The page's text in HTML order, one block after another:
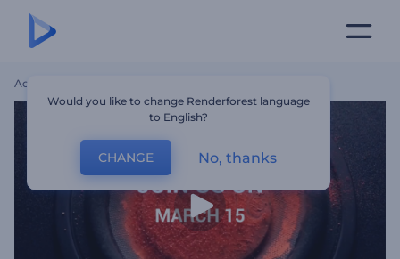
Accueil
Would you like to change Renderforest language
to English?
CHANGE No, thanks